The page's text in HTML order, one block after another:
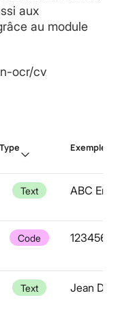
aux
au module
ocr/cv
Type Exemple
Text ABC
Code
Text Jean